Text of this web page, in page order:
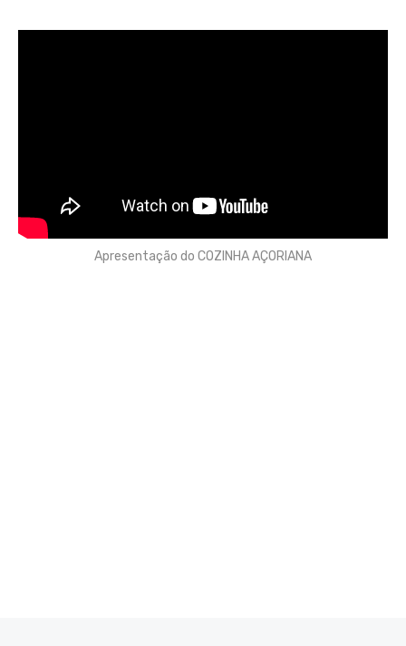
Apresentação do COZINHA AÇORIANA